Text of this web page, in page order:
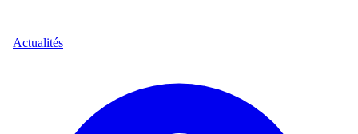
Actualités